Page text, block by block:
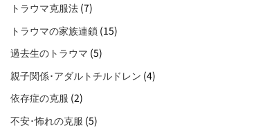
トラウマ克服法 (7)
トラウマの家族連鎖 (15)
過去生のトラウマ (5)
親子関係･アダルトチルドレン (4)
依存症の克服 (2)
不安･怖れの克服 (5)